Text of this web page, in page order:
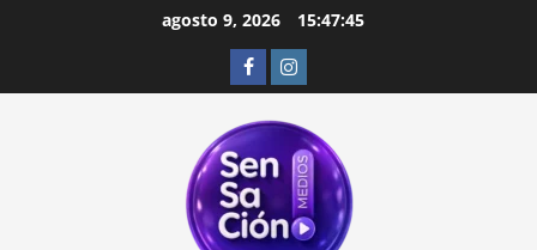
agosto 9, 2026 15:47:46
FacebookInstagram